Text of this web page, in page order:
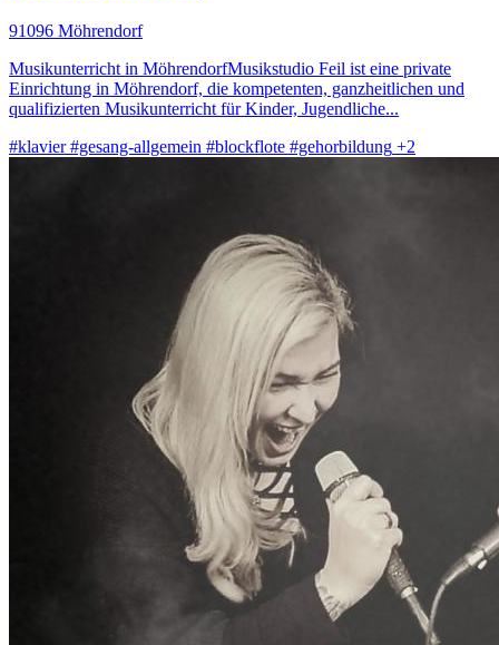
91096 Möhrendorf
Musikunterricht in MöhrendorfMusikstudio Feil ist eine private
Einrichtung in Möhrendorf, die kompetenten, ganzheitlichen und
qualifizierten Musikunterricht für Kinder, Jugendliche...
#klavier #gesang-allgemein #blockflote #gehorbildung +2